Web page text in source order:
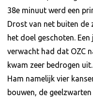
38e minuut werd een
Drost van net buiten de
het doel geschoten.
verwacht had dat OZC
kwam zeer bedrogen
Ham namelijk vier
bouwen, de